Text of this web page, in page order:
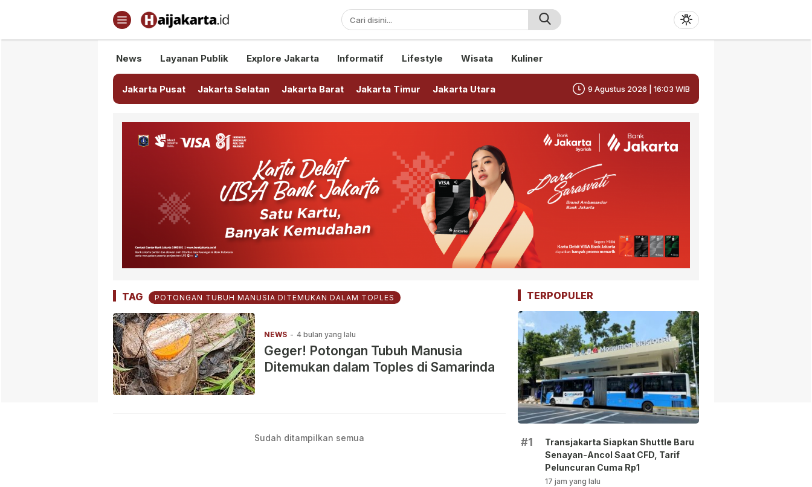
Haijakarta.id
Semua Tentang Jakarta Ada Disini!
News Layanan Publik Explore Jakarta Informatif Lifestyle Wisata Kuliner
Jakarta Pusat Jakarta Selatan Jakarta Barat Jakarta Timur Jakarta Utara 9 Agustus 2026 | 16:03 WIB
TAG POTONGAN TUBUH MANUSIA DITEMUKAN DALAM TOPLES
NEWS - 4 bulan yang lalu
Geger! Potongan Tubuh Manusia
Ditemukan dalam Toples di Samarinda
Sudah ditampilkan semua
TERPOPULER
#1
Transjakarta Siapkan Shuttle Baru
Senayan-Ancol Saat CFD, Tarif
Peluncuran Cuma Rp1
17 jam yang lalu